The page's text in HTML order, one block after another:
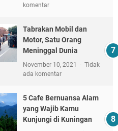
komentar
Tabrakan Mobil dan
Motor, Satu Orang
Meninggal Dunia
November 10, 2021
Tidak
ada komentar
5 Cafe Bernuansa Alam
yang Wajib Kamu
Kunjungi di Kuningan